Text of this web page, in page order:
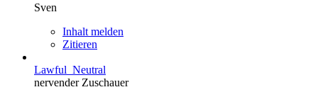
Sven
Inhalt melden
Zitieren
Lawful_Neutral
nervender Zuschauer